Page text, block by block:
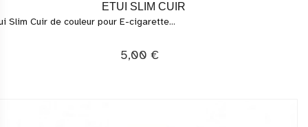
ETUI SLIM CUIR
Slim Cuir de couleur pour E-cigarette...
5,00 €